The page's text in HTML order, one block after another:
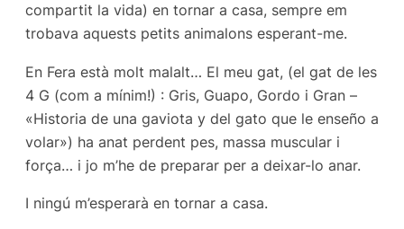
compartit la vida) en tornar a casa, sempre em
trobava aquests petits animalons esperant-me.
En Fera està molt malalt… El meu gat, (el gat de les
4 G (com a mínim!) : Gris, Guapo, Gordo i Gran –
«Historia de una gaviota y del gato que le enseño a
volar») ha anat perdent pes, massa muscular i
força… i jo m’he de preparar per a deixar-lo anar.
I ningú m’esperarà en tornar a casa.